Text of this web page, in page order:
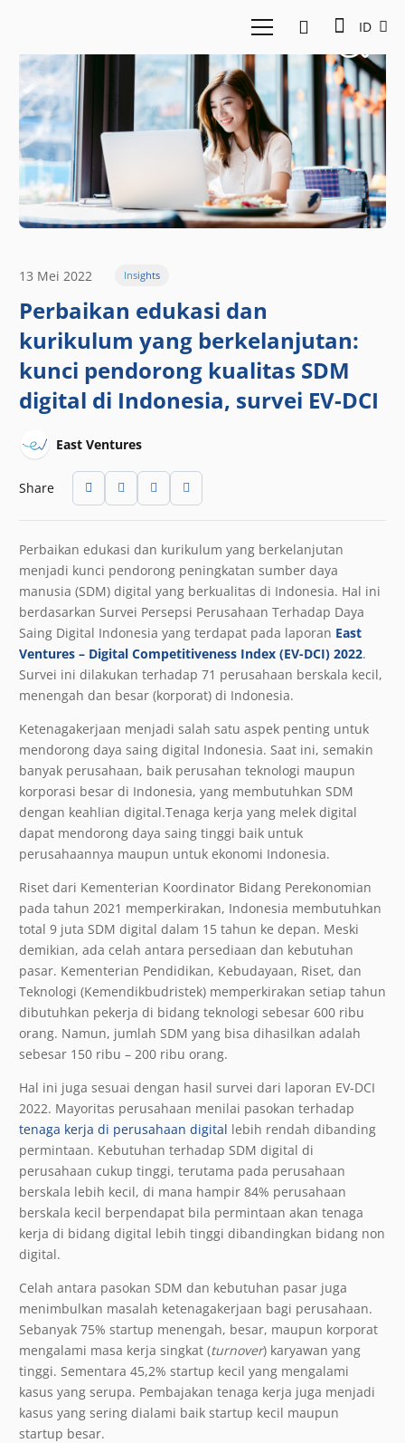
ID
13 Mei 2022 Insights
Perbaikan edukasi dan
kurikulum yang berkelanjutan:
kunci pendorong kualitas SDM
digital di Indonesia, survei EV-DCI
East Ventures
Share
Perbaikan edukasi dan kurikulum yang berkelanjutan
menjadi kunci pendorong peningkatan sumber daya
manusia (SDM) digital yang berkualitas di Indonesia. Hal ini
berdasarkan Survei Persepsi Perusahaan Terhadap Daya
Saing Digital Indonesia yang terdapat pada laporan East
Ventures – Digital Competitiveness Index (EV-DCI) 2022.
Survei ini dilakukan terhadap 71 perusahaan berskala kecil,
menengah dan besar (korporat) di Indonesia.
Ketenagakerjaan menjadi salah satu aspek penting untuk
mendorong daya saing digital Indonesia. Saat ini, semakin
banyak perusahaan, baik perusahan teknologi maupun
korporasi besar di Indonesia, yang membutuhkan SDM
dengan keahlian digital.Tenaga kerja yang melek digital
dapat mendorong daya saing tinggi baik untuk
perusahaannya maupun untuk ekonomi Indonesia.
Riset dari Kementerian Koordinator Bidang Perekonomian
pada tahun 2021 memperkirakan, Indonesia membutuhkan
total 9 juta SDM digital dalam 15 tahun ke depan. Meski
demikian, ada celah antara persediaan dan kebutuhan
pasar. Kementerian Pendidikan, Kebudayaan, Riset, dan
Teknologi (Kemendikbudristek) memperkirakan setiap tahun
dibutuhkan pekerja di bidang teknologi sebesar 600 ribu
orang. Namun, jumlah SDM yang bisa dihasilkan adalah
sebesar 150 ribu – 200 ribu orang.
Hal ini juga sesuai dengan hasil survei dari laporan EV-DCI
2022. Mayoritas perusahaan menilai pasokan terhadap
tenaga kerja di perusahaan digital lebih rendah dibanding
permintaan. Kebutuhan terhadap SDM digital di
perusahaan cukup tinggi, terutama pada perusahaan
berskala lebih kecil, di mana hampir 84% perusahaan
berskala kecil berpendapat bila permintaan akan tenaga
kerja di bidang digital lebih tinggi dibandingkan bidang non
digital.
Celah antara pasokan SDM dan kebutuhan pasar juga
menimbulkan masalah ketenagakerjaan bagi perusahaan.
Sebanyak 75% startup menengah, besar, maupun korporat
mengalami masa kerja singkat (turnover) karyawan yang
tinggi. Sementara 45,2% startup kecil yang mengalami
kasus yang serupa. Pembajakan tenaga kerja juga menjadi
kasus yang sering dialami baik startup kecil maupun
startup besar.